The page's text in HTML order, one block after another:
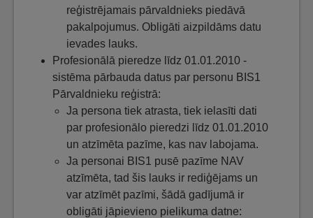
reģistrējamais pārvaldnieks piedāvā
pakalpojumus. Obligāti aizpildāms datu
ievades lauks.
Profesionālā pieredze līdz 01.01.2010 -
sistēma pārbauda datus par personu BIS1
Pārvaldnieku reģistrā:
Ja persona tiek atrasta, tiek ielasīti dati
par profesionālo pieredzi līdz 01.01.2010
un atzīmēta pazīme, kas nav labojama.
Ja personai BIS1 pusē pazīme NAV
atzīmēta, tad šis lauks ir rediģējams un
var atzīmēt pazīmi, šādā gadījumā ir
obligāti jāpievieno pielikuma datne: